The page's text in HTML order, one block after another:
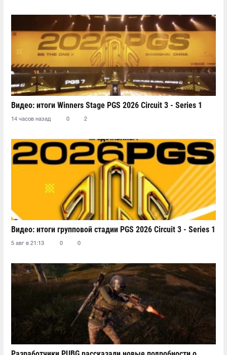
Видео: итоги Winners Stage PGS 2026 Circuit 3 - Series 1
14 часов назад 0 2
Видео: итоги групповой стадии PGS 2026 Circuit 3 - Series 1
5 авг в 21:13 0 0